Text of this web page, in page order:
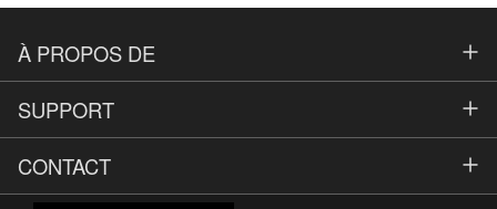
À PROPOS DE
Fournisseurs
Contact
SUPPORT
FAQ
Contact
CONTACT